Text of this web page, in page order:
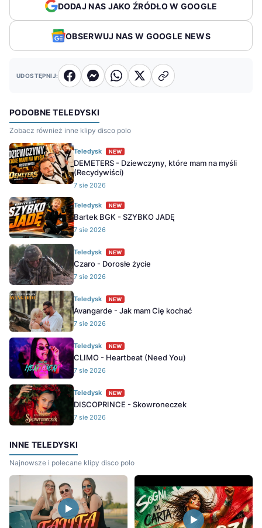
DODAJ NAS JAKO ŹRÓDŁO W GOOGLE
OBSERWUJ NAS W GOOGLE NEWS
UDOSTĘPNIJ:
PODOBNE TELEDYSKI
Zobacz również inne klipy disco polo
Teledysk NEW
DEMETERS - Dziewczyny, które mam na myśli
(Recydywiści)
7 sie 2026
Teledysk NEW
Bartek BGK - SZYBKO JADĘ
7 sie 2026
Teledysk NEW
Czaro - Dorosłe życie
7 sie 2026
Teledysk NEW
Avangarde - Jak mam Cię kochać
7 sie 2026
Teledysk NEW
CLIMO - Heartbeat (Need You)
7 sie 2026
Teledysk NEW
DISCOPRINCE - Skowroneczek
7 sie 2026
INNE TELEDYSKI
Najnowsze i polecane klipy disco polo